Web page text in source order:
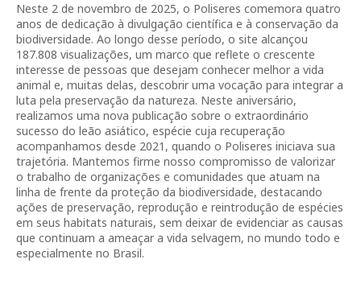
Neste 2 de novembro de 2025, o Poliseres comemora quatro
anos de dedicação à divulgação científica e à conservação da
biodiversidade. Ao longo desse período, o site alcançou
187.808 visualizações, um marco que reflete o crescente
interesse de pessoas que desejam conhecer melhor a vida
animal e, muitas delas, descobrir uma vocação para integrar a
luta pela preservação da natureza. Neste aniversário,
realizamos uma nova publicação sobre o extraordinário
sucesso do leão asiático, espécie cuja recuperação
acompanhamos desde 2021, quando o Poliseres iniciava sua
trajetória. Mantemos firme nosso compromisso de valorizar
o trabalho de organizações e comunidades que atuam na
linha de frente da proteção da biodiversidade, destacando
ações de preservação, reprodução e reintrodução de espécies
em seus habitats naturais, sem deixar de evidenciar as causas
que continuam a ameaçar a vida selvagem, no mundo todo e
especialmente no Brasil.